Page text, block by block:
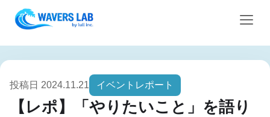
投稿日 2024.11.21 イベントレポート
【レポ】「やりたいこと」を語り